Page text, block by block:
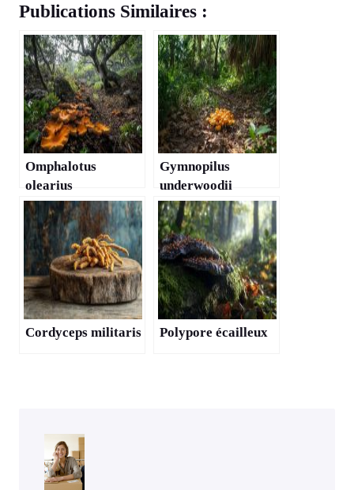
Publications Similaires :
Omphalotus
olearius
Gymnopilus
underwoodii
Cordyceps militaris Polypore écailleux